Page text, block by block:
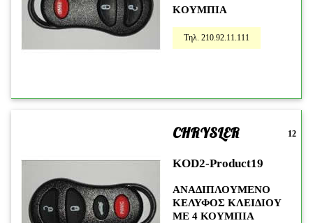
KOYMΠIA
Τηλ. 210.92.11.111
CHRYSLER
KOD2-Product19
ΑΝΑΔΙΠΛΟΥΜΕΝΟ
ΚΕΛΥΦΟΣ ΚΛΕΙΔΙΟΥ
ΜΕ 4 ΚΟΥΜΠΙΑ
12